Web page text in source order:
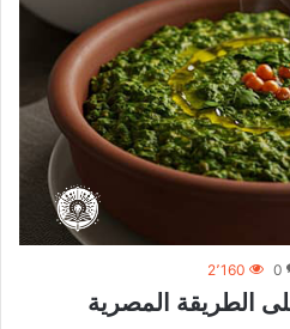
0 2٬160
الطريقة المصرية